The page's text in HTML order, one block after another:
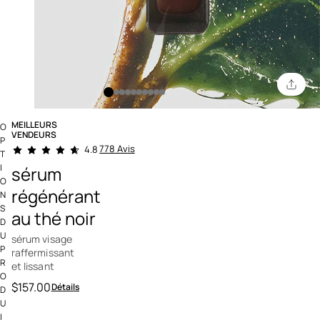
MEILLEURS
VENDEURS
4,5 out of 5 Customer Rating
4.8778 Avis
sérum
régénérant
au thé noir
sérum visage
raffermissant
et lissant
$157.00Détails
O
P
T
I
O
N
S
D
U
P
R
O
D
U
I